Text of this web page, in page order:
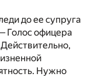
до ее супруга
Голос офицера
Нужно